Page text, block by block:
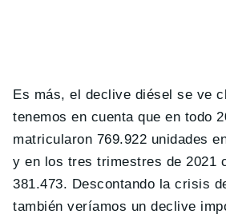
Es más, el declive diésel se ve
tenemos en cuenta que en todo
matricularon 769.922 unidades
y en los tres trimestres de 2021
381.473. Descontando la crisis
también veríamos un declive